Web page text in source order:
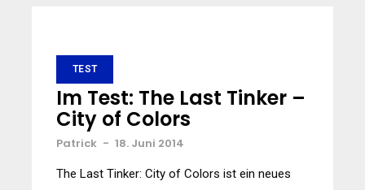
TEST
Im Test: The Last Tinker –
City of Colors
Patrick - 18. Juni 2014
The Last Tinker: City of Colors ist ein neues